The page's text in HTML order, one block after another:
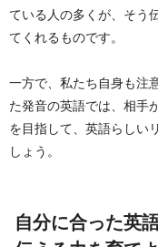
ている人の多くが、そう
てくれるものです。
一方で、私たち自身も注
た発音の英語では、相手
を目指して、英語らしい
しょう。
自分に合った英